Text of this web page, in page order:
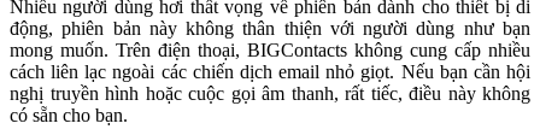
Nhiều người dùng hơi thất vọng về phiên bản dành cho thiết bị di
động, phiên bản này không thân thiện với người dùng như bạn
mong muốn. Trên điện thoại, BIGContacts không cung cấp nhiều
cách liên lạc ngoài các chiến dịch email nhỏ giọt. Nếu bạn cần hội
nghị truyền hình hoặc cuộc gọi âm thanh, rất tiếc, điều này không
có sẵn cho bạn.